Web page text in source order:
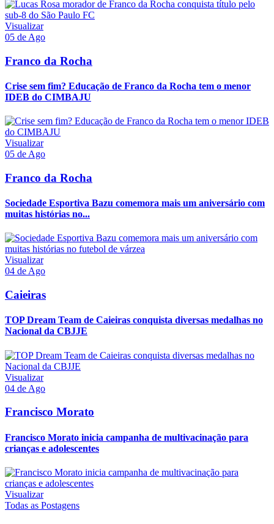
Visualizar
05 de Ago
Franco da Rocha
Crise sem fim? Educação de Franco da Rocha tem o menor
IDEB do CIMBAJU
Visualizar
05 de Ago
Franco da Rocha
Sociedade Esportiva Bazu comemora mais um aniversário com
muitas histórias no...
Visualizar
04 de Ago
Caieiras
TOP Dream Team de Caieiras conquista diversas medalhas no
Nacional da CBJJE
Visualizar
04 de Ago
Francisco Morato
Francisco Morato inicia campanha de multivacinação para
crianças e adolescentes
Visualizar
Todas as Postagens